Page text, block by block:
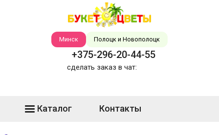
Минск Полоцк и Новополоцк
+375-296-20-44-55
сделать заказ в чат:
Каталог Контакты